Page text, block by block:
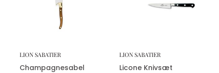
LION SABATIER
Champagnesabel
LION SABATIER
Licone Knivsæt